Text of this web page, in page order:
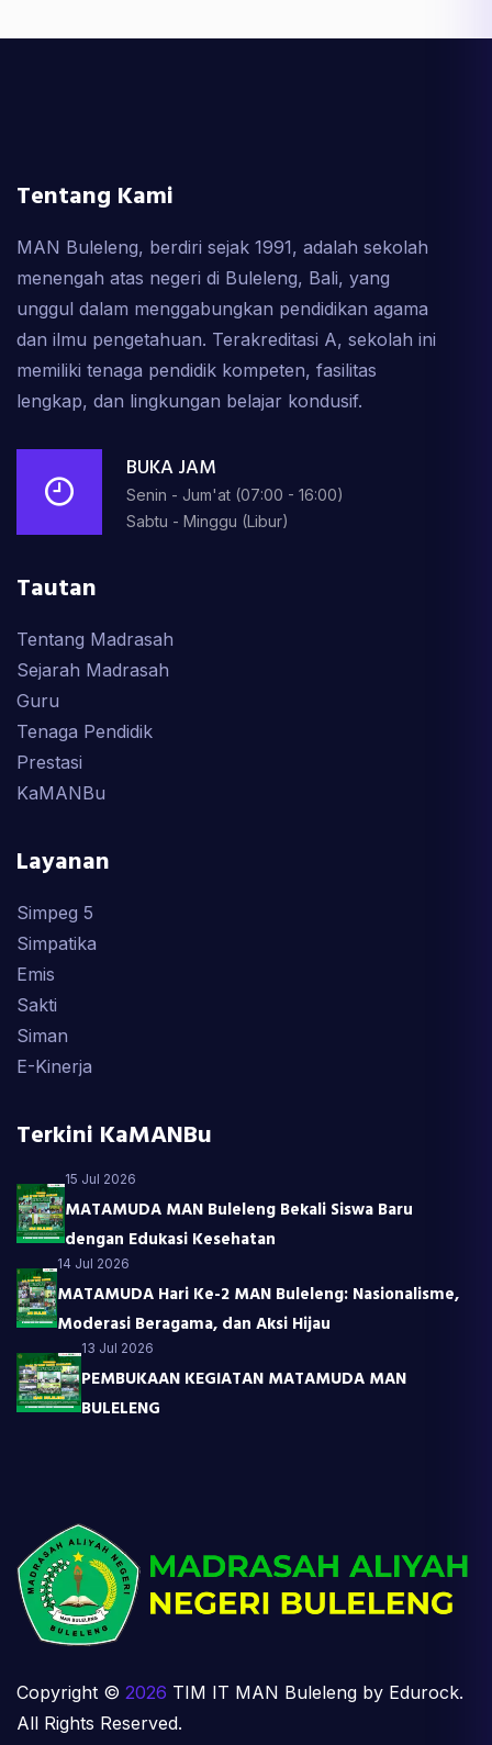
Tentang Kami
MAN Buleleng, berdiri sejak 1991, adalah sekolah
menengah atas negeri di Buleleng, Bali, yang
unggul dalam menggabungkan pendidikan agama
dan ilmu pengetahuan. Terakreditasi A, sekolah ini
memiliki tenaga pendidik kompeten, fasilitas
lengkap, dan lingkungan belajar kondusif.
BUKA JAM
Senin - Jum'at (07:00 - 16:00)
Sabtu - Minggu (Libur)
Tautan
Tentang Madrasah
Sejarah Madrasah
Guru
Tenaga Pendidik
Prestasi
KaMANBu
Layanan
Simpeg 5
Simpatika
Emis
Sakti
Siman
E-Kinerja
Terkini KaMANBu
15 Jul 2026
MATAMUDA MAN Buleleng Bekali Siswa Baru
dengan Edukasi Kesehatan
14 Jul 2026
MATAMUDA Hari Ke-2 MAN Buleleng: Nasionalisme,
Moderasi Beragama, dan Aksi Hijau
13 Jul 2026
PEMBUKAAN KEGIATAN MATAMUDA MAN
BULELENG
Copyright © 2026 TIM IT MAN Buleleng by Edurock.
All Rights Reserved.